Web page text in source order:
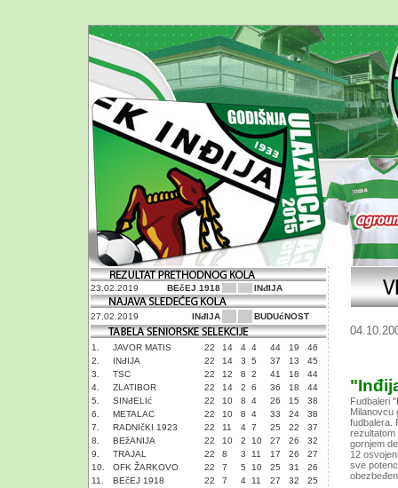
23.02.2019 BEčEJ 1918 INđIJA
27.02.2019 INđIJA BUDUćNOST
1. JAVOR MATIS 22 14 4 4 44 19
46
2.
INđIJA 22 14 3 5 37 13
45
3.
TSC 22 12 8 2 41 18
44
4.
ZLATIBOR 22 14 2 6 36 18
44
5.
SINđELIć 22 10 8 4 26 15
38
6.
METALAC 22 10 8 4 33 24
38
7.
RADNIčKI 1923 22 11 4 7 25 22
37
8.
BEžANIJA 22 10 2 10 27 26
32
9.
TRAJAL 22 8 3 11 17 26
27
10.
OFK ŽARKOVO 22 7 5 10 25 31
26
11.
BEčEJ 1918 22 7 4 11 27 32
25
Fudbaleri
Milanovcu
fudbalera.
rezultatom
gornjem
12
sve